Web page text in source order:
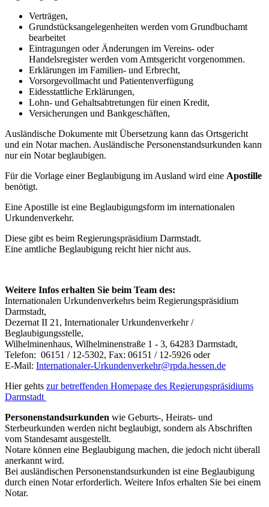
Verträgen,
Grundstücksangelegenheiten werden vom Grundbuchamt
bearbeitet
Eintragungen oder Änderungen im Vereins- oder
Handelsregister werden vom Amtsgericht vorgenommen.
Erklärungen im Familien- und Erbrecht,
Vorsorgevollmacht und Patientenverfügung
Eidesstattliche Erklärungen,
Lohn- und Gehaltsabtretungen für einen Kredit,
Versicherungen und Bankgeschäften,
Ausländische Dokumente mit Übersetzung kann das Ortsgericht
und ein Notar machen. Ausländische Personenstandsurkunden kann
nur ein Notar beglaubigen.
Für die Vorlage einer Beglaubigung im Ausland wird eine Apostille
benötigt.
Eine Apostille ist eine Beglaubigungsform im internationalen
Urkundenverkehr.
Diese gibt es beim Regierungspräsidium Darmstadt.
Eine amtliche Beglaubigung reicht hier nicht aus.
Weitere Infos erhalten Sie beim Team des:
Internationalen Urkundenverkehrs beim Regierungspräsidium
Darmstadt,
Dezernat II 21, Internationaler Urkundenverkehr /
Beglaubigungsstelle,
Wilhelminenhaus, Wilhelminenstraße 1 - 3, 64283 Darmstadt,
Telefon: 06151 / 12-5302, Fax: 06151 / 12-5926 oder
E-Mail: Internationaler-Urkundenverkehr@rpda.hessen.de
Hier gehts zur betreffenden Homepage des Regierungspräsidiums
Darmstadt
Personenstandsurkunden wie Geburts-, Heirats- und
Sterbeurkunden werden nicht beglaubigt, sondern als Abschriften
vom Standesamt ausgestellt.
Notare können eine Beglaubigung machen, die jedoch nicht überall
anerkannt wird.
Bei ausländischen Personenstandsurkunden ist eine Beglaubigung
durch einen Notar erforderlich. Weitere Infos erhalten Sie bei einem
Notar.